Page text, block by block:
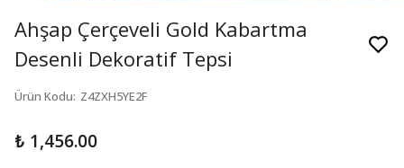
Ahşap Çerçeveli Gold Kabartma
Desenli Dekoratif Tepsi
Ürün Kodu: Z4ZXH5YE2F
₺ 1,456.00